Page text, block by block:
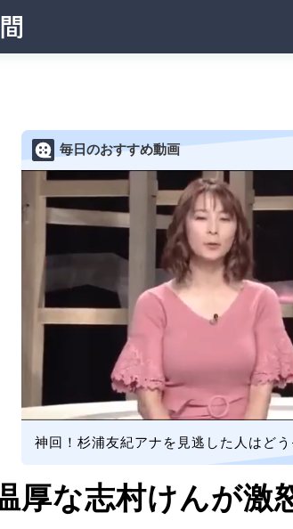
毎日のおすすめ動画
神回！杉浦友紀アナを見逃した人はど
厚な志村けんが